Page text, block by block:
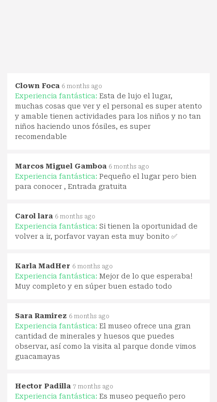
Clown Foca 6 months ago
Experiencia fantástica: Esta de lujo el lugar,
muchas cosas que ver y el personal es super atento
y amable tienen actividades para los niños y no tan
niños haciendo unos fósiles, es super
recomendable
Marcos Miguel Gamboa 6 months ago
Experiencia fantástica: Pequeño el lugar pero bien
para conocer , Entrada gratuita
Carol lara 6 months ago
Experiencia fantástica: Si tienen la oportunidad de
volver a ir, porfavor vayan esta muy bonito ✅
Karla MadHer 6 months ago
Experiencia fantástica: Mejor de lo que esperaba!
Muy completo y en súper buen estado todo
Sara Ramirez 6 months ago
Experiencia fantástica: El museo ofrece una gran
cantidad de minerales y huesos que puedes
observar, así como la visita al parque donde vimos
guacamayas
Hector Padilla 7 months ago
Experiencia fantástica: Es museo pequeño pero